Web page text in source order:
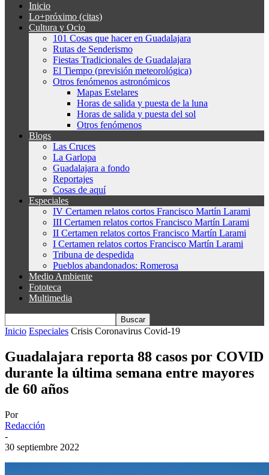
Inicio
Lo+próximo (citas)
Cultura y Ocio
101 Cosas que hacer en Guadalajara
Rutas de Senderismo
Fiestas Tradicionales de Guadalajara
El Tiempo (previsión meteorológica)
Otros fenómenos astronómicos
Mapas Estelares
Horas de salida y puesta de la luna
Horas de salida y puesta del sol
Otros fenómenos
Blogs
Las Cruces
La Garlopa
Guadalajara a fondo
Reportajes
Cosas de aquí
Especiales
IV Certamen relatos cortos Francisco Martín Larami
III Certamen relatos cortos Francisco Martín Larami
II Certamen relatos cortos Francisco Martín Larami
I Certamen relatos cortos Francisco Martín Larami
Tribuna de despedida
Pueblos abandonados: Romerosa
Medio Ambiente
Fototeca
Multimedia
Inicio Especiales Crisis Coronavirus Covid-19
Guadalajara reporta 88 casos por COVID
durante la última semana entre mayores
de 60 años
Por
Redacción
-
30 septiembre 2022